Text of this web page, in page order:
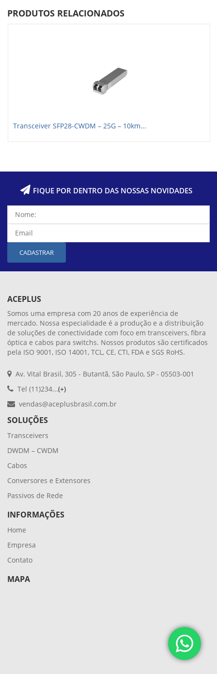
PRODUTOS RELACIONADOS
Transceiver SFP28-CWDM – 25G – 10km...
FIQUE POR DENTRO DAS NOSSAS NOVIDADES
CADASTRAR
ACEPLUS
Somos uma empresa com 20 anos de experiência de
mercado. Nossa especialidade é a produção e a distribuição
de soluções de conectividade com foco em transceivers, fibra
óptica e cabos para switchs. Nossos produtos são certificados
pela ISO 9001, ISO 14001, TCL, CE, CTI, FDA e SGS RoHS.
Av. Vital Brasil, 305 - Butantã, São Paulo, SP - 05503-001
Tel (11)234...(+)
vendas@aceplusbrasil.com.br
SOLUÇÕES
Transceivers
DWDM – CWDM
Cabos
Conversores e Extensores
Passivos de Rede
INFORMAÇÕES
Home
Empresa
Contato
MAPA